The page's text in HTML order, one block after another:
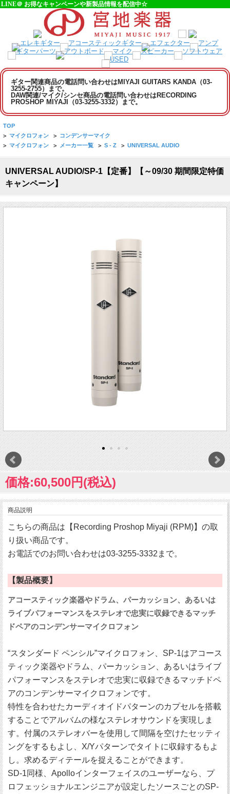
LINE＠ お得なキャンペーンや新製品情報を配信中☆
ギター関連商品の電話問い合わせはMIYAJI GUITARS KANDA（03-
3255-2755）まで。
DAW関連/マイク/シンセ商品の電話問い合わせはRECORDING
PROSHOP MIYAJI（03-3255-3332）まで。
TOP
> マイクロフォン > コンデンサーマイク
> マイクロフォン > メーカー一覧 > S - Z > UNIVERSAL AUDIO
UNIVERSAL AUDIO/SP-1【定番】【～09/30 期間限定特価
キャンペーン】
価格:60,500円(税込)
商品説明
こちらの商品は【Recording Proshop Miyaji (RPM)】の取
り扱い商品です。
お電話でのお問い合わせは03-3255-3332まで。
【製品概要】
アコースティック楽器やドラム、パーカッション、あるいは
ライブパフォーマンスをステレオで忠実に収録できるマッチ
ドペアのコンデンサーマイクロフォン
“スタンダード ペンシル”マイクロフォン、SP-1はアコース
ティック楽器やドラム、パーカッション、あるいはライブ
パフォーマンスをステレオで忠実に収録できるマッチドペ
アのコンデンサーマイクロフォンです。
特性を合わせたカーディオイドパターンのカプセルを搭載
することでアルバムの様なステレオサウンドを実現しま
す。付属のステレオバーを使用して間隔を空けたセッティ
ングをするもよし、X/Yパターンでタイトに収録するもよ
し。求めるディテールを捉えることができます。
SD-1同様、Apolloインターフェイスのユーザーなら、プ
ロフェッショナルエンジニアが設定したソースごとのSP-